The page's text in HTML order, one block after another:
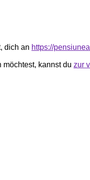
dich an https://
kannst du zur